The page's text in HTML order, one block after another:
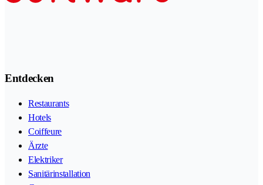
Entdecken
Restaurants
Hotels
Coiffeure
Ärzte
Elektriker
Sanitärinstallation